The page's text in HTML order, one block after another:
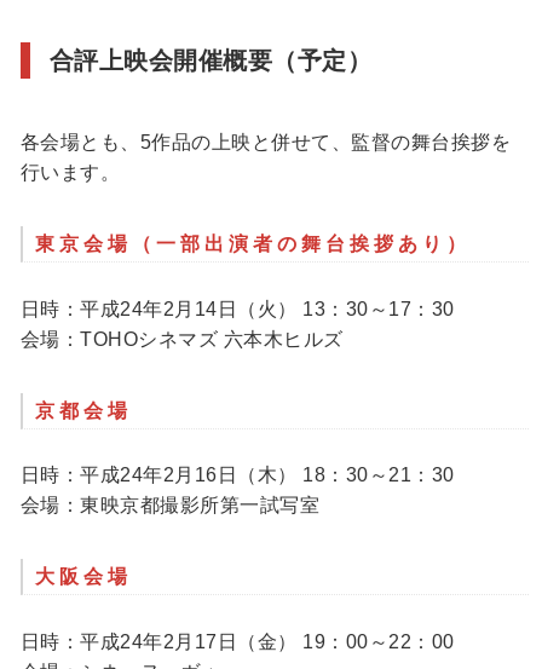
合評上映会開催概要（予定）
各会場とも、5作品の上映と併せて、監督の舞台挨拶を
行います。
東京会場（一部出演者の舞台挨拶あり）
日時：平成24年2月14日（火） 13：30～17：30
会場：TOHOシネマズ 六本木ヒルズ
京都会場
日時：平成24年2月16日（木） 18：30～21：30
会場：東映京都撮影所第一試写室
大阪会場
日時：平成24年2月17日（金） 19：00～22：00